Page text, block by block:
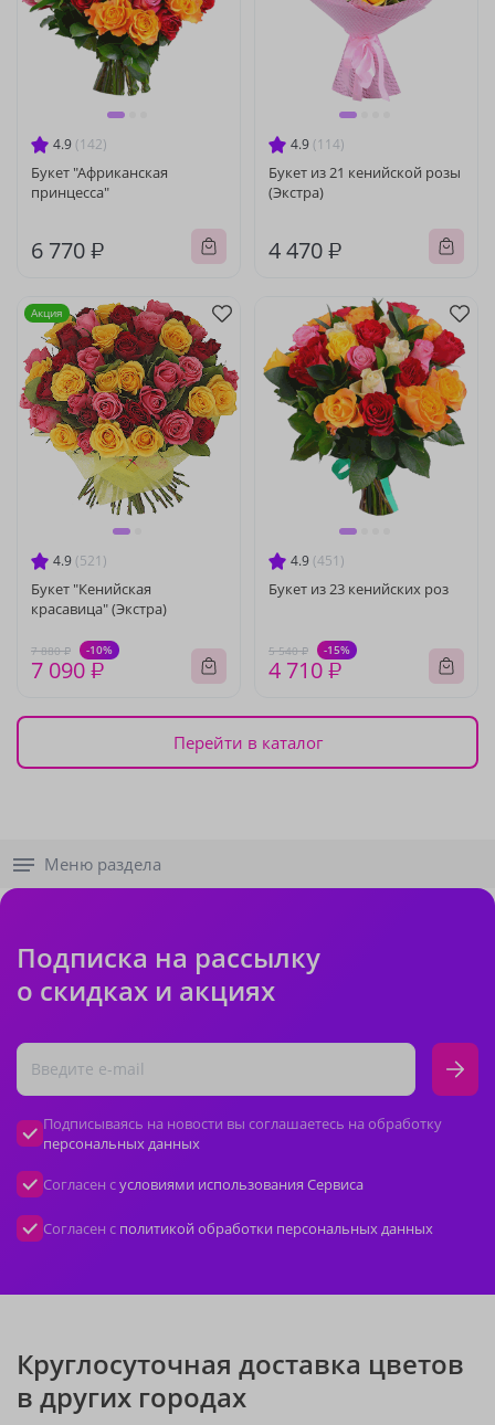
4.9 (142)
Букет "Африканская
принцесса"
6 770 ₽
4.9 (114)
Букет из 21 кенийской розы
(Экстра)
4 470 ₽
4.9 (521)
Букет "Кенийская
красавица" (Экстра)
7 880 ₽ -10%
7 090 ₽
Акция
4.9 (451)
Букет из 23 кенийских роз
5 540 ₽ -15%
4 710 ₽
Перейти в каталог
Меню раздела
Подписка на рассылку
о скидках и акциях
Подписываясь на новости вы соглашаетесь на обработку
персональных данных
Согласен сусловиями использования Сервиса
Согласен с политикой обработки персональных данных
Круглосуточная доставка цветов
в других городах